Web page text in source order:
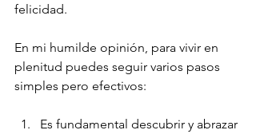
felicidad.
En mi humilde opinión, para vivir en
plenitud puedes seguir varios pasos
simples pero efectivos:
Es fundamental descubrir y abrazar